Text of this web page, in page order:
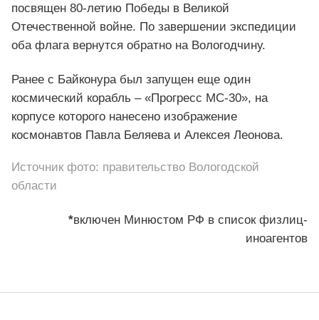
посвящен 80-летию Победы в Великой
Отечественной войне. По завершении экспедиции
оба флага вернутся обратно на Вологодчину.
Ранее с Байконура был запущен еще один
космический корабль – «Прогресс МС-30», на
корпусе которого нанесено изображение
космонавтов Павла Беляева и Алексея Леонова.
Источник фото: правительство Вологодской
области
*включен Минюстом РФ в список физлиц-
иноагентов